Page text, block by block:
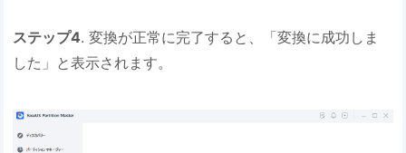
ステップ4. 変換が正常に完了すると、「変換に成功しま
した」と表示されます。